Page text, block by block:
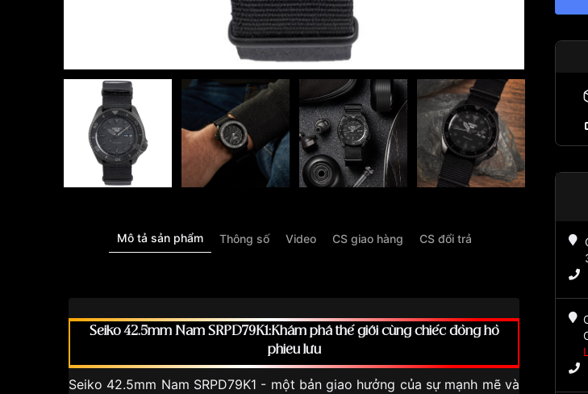
Mô tả sản phẩm Thông số Video CS giao hàng CS đổi trả
Seiko 42.5mm Nam SRPD79K1:Khám phá thế giới cùng chiếc đồng hồ
phiêu lưu
Seiko 42.5mm Nam SRPD79K1 - một bản giao hưởng của sự mạnh mẽ và